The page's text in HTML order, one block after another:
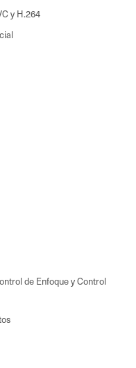
y H.264
de Enfoque y Control